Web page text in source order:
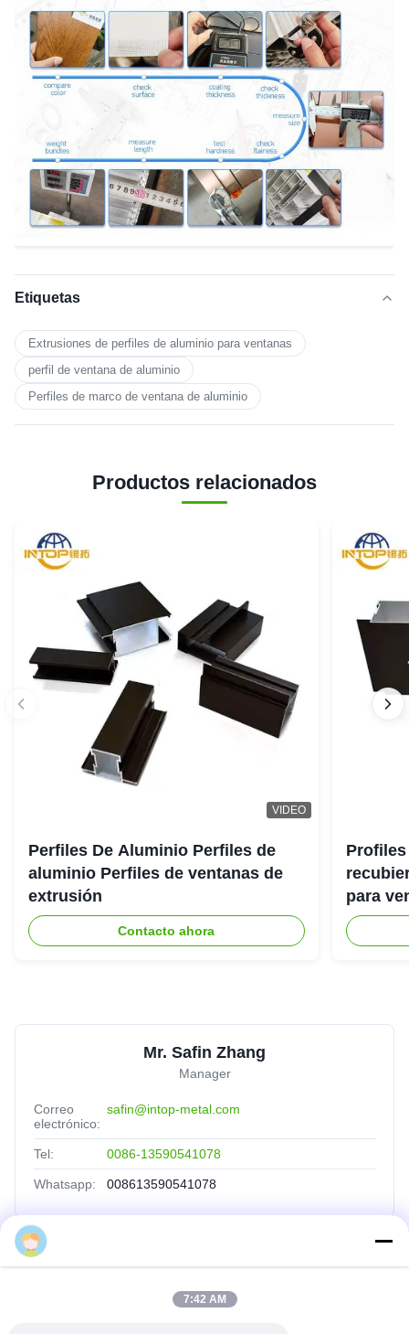
Etiquetas
Extrusiones de perfiles de aluminio para ventanas
perfil de ventana de aluminio
Perfiles de marco de ventana de aluminio
Productos relacionados
VIDEO
Perfiles De Aluminio Perfiles de
aluminio Perfiles de ventanas de
extrusión
Contacto ahora
para
Mr. Safin Zhang
Manager
Correo
electrónico:
safin@intop-metal.com
Tel: 0086-13590541078
Whatsapp: 008613590541078
Vínculos Rápidos
Inicio
7:42 AM